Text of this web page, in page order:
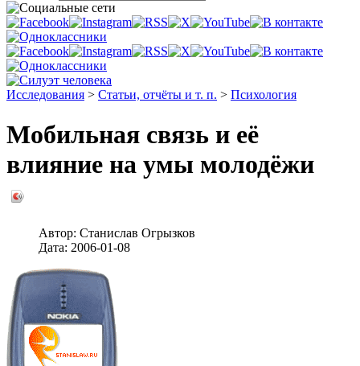
Исследования > Статьи, отчёты и т. п. > Психология
Мобильная связь и её
влияние на умы молодёжи
Автор: Станислав Огрызков
Дата: 2006-01-08